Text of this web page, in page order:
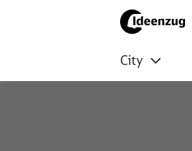
City